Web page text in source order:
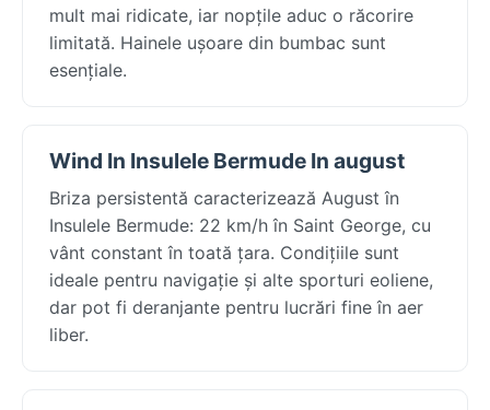
mult mai ridicate, iar nopțile aduc o răcorire
limitată. Hainele ușoare din bumbac sunt
esențiale.
Wind In Insulele Bermude In august
Briza persistentă caracterizează August în
Insulele Bermude: 22 km/h în Saint George, cu
vânt constant în toată țara. Condițiile sunt
ideale pentru navigație și alte sporturi eoliene,
dar pot fi deranjante pentru lucrări fine în aer
liber.